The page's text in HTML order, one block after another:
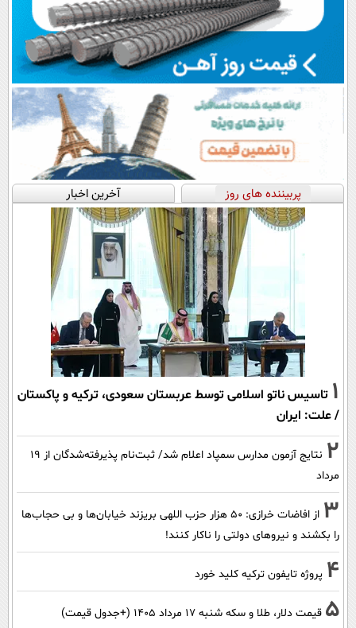
پربیننده های روز آخرین اخبار
1 تاسیس ناتو اسلامی توسط عربستان سعودی، ترکیه و پاکستان
/ علت: ایران
2
نتایج آزمون مدارس سمپاد اعلام شد/ ثبت‌نام پذیرفته‌شدگان از ۱۹
مرداد
3
از افاضات خرازی: ۵۰ هزار حزب اللهی بریزند خیابان‌ها و بی حجاب‌ها
را بکشند و نیرو‌های دولتی را ناکار کنند!
4 پروژه تایفون ترکیه کلید خورد
5 قیمت دلار، طلا و سکه شنبه ۱۷ مرداد ۱۴۰۵ (+جدول قیمت)